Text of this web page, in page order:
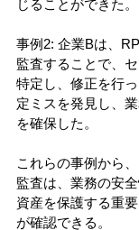
じることができた。
事例2: 企業Bは、
監査することで、
特定し、修正を行
定ミスを発見し、
を確保した。
これらの事例から
監査は、業務の安
資産を保護する重
が確認できる。